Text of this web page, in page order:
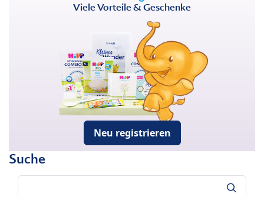
Viele Vorteile & Geschenke
Neu registrieren
Suche